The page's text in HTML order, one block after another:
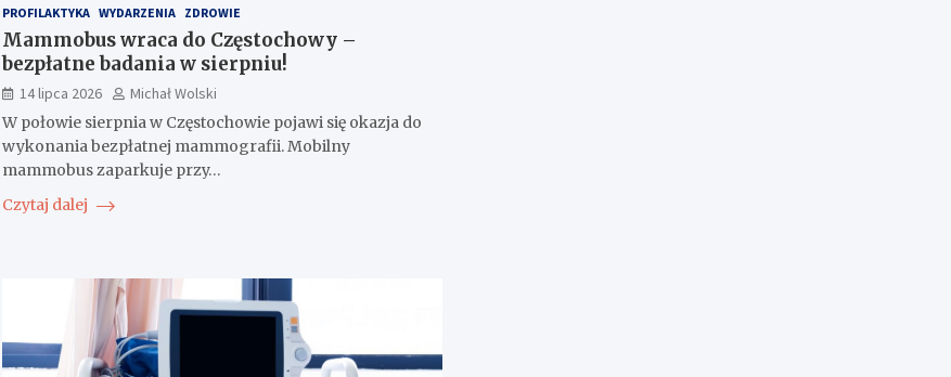
PROFILAKTYKA WYDARZENIA ZDROWIE
Mammobus wraca do Częstochowy –
bezpłatne badania w sierpniu!
14 lipca 2026
Michał Wolski
W połowie sierpnia w Częstochowie pojawi się okazja do
wykonania bezpłatnej mammografii. Mobilny
mammobus zaparkuje przy…
Czytaj dalej